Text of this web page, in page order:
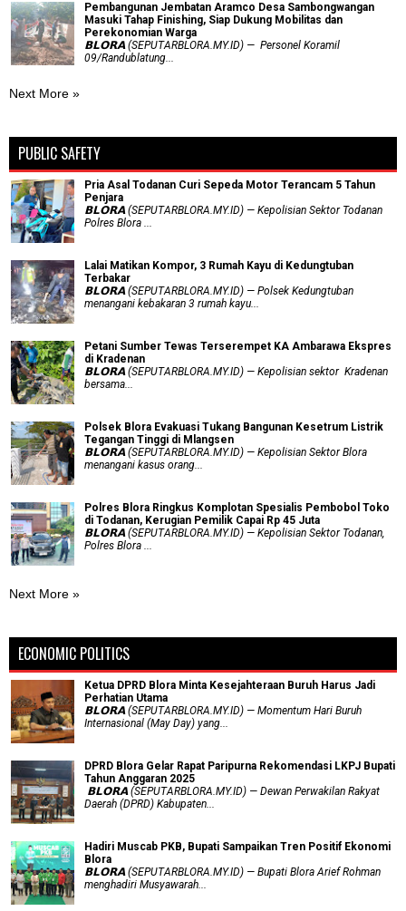
Pembangunan Jembatan Aramco Desa Sambongwangan
Masuki Tahap Finishing, Siap Dukung Mobilitas dan
Perekonomian Warga
𝗕𝗟𝗢𝗥𝗔 (SEPUTARBLORA.MY.ID) — Personel Koramil
09/Randublatung...
Next More »
PUBLIC SAFETY
Pria Asal Todanan Curi Sepeda Motor Terancam 5 Tahun
Penjara
𝗕𝗟𝗢𝗥𝗔 (SEPUTARBLORA.MY.ID) — Kepolisian Sektor Todanan
Polres Blora ...
Lalai Matikan Kompor, 3 Rumah Kayu di Kedungtuban
Terbakar
𝗕𝗟𝗢𝗥𝗔 (SEPUTARBLORA.MY.ID) — Polsek Kedungtuban
menangani kebakaran 3 rumah kayu...
Petani Sumber Tewas Terserempet KA Ambarawa Ekspres
di Kradenan
𝗕𝗟𝗢𝗥𝗔 (SEPUTARBLORA.MY.ID) — Kepolisian sektor Kradenan
bersama...
Polsek Blora Evakuasi Tukang Bangunan Kesetrum Listrik
Tegangan Tinggi di Mlangsen
𝗕𝗟𝗢𝗥𝗔 (SEPUTARBLORA.MY.ID) — Kepolisian Sektor Blora
menangani kasus orang...
Polres Blora Ringkus Komplotan Spesialis Pembobol Toko
di Todanan, Kerugian Pemilik Capai Rp 45 Juta
𝗕𝗟𝗢𝗥𝗔 (SEPUTARBLORA.MY.ID) — Kepolisian Sektor Todanan,
Polres Blora ...
Next More »
ECONOMIC POLITICS
Ketua DPRD Blora Minta Kesejahteraan Buruh Harus Jadi
Perhatian Utama
​𝗕𝗟𝗢𝗥𝗔 (SEPUTARBLORA.MY.ID) — Momentum Hari Buruh
Internasional (May Day) yang...
DPRD Blora Gelar Rapat Paripurna Rekomendasi LKPJ Bupati
Tahun Anggaran 2025
‎ 𝗕𝗟𝗢𝗥𝗔 (SEPUTARBLORA.MY.ID) — Dewan Perwakilan Rakyat
Daerah (DPRD) Kabupaten...
Hadiri Muscab PKB, Bupati Sampaikan Tren Positif Ekonomi
Blora
𝗕𝗟𝗢𝗥𝗔 (SEPUTARBLORA.MY.ID) — Bupati Blora Arief Rohman
menghadiri Musyawarah...